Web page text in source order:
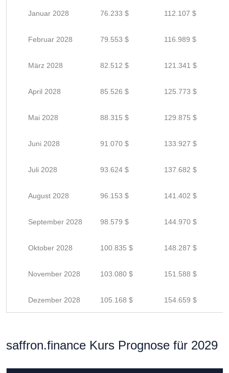
Januar 2028 76.233 $ 112.107 $
Februar 2028 79.553 $ 116.989 $
März 2028 82.512 $ 121.341 $
April 2028 85.526 $ 125.773 $
Mai 2028 88.315 $ 129.875 $
Juni 2028 91.070 $ 133.927 $
Juli 2028 93.624 $ 137.682 $
August 2028 96.153 $ 141.402 $
September 2028 98.579 $ 144.970 $
Oktober 2028 100.835 $ 148.287 $
November 2028 103.080 $ 151.588 $
Dezember 2028 105.168 $ 154.659 $
saffron.finance Kurs Prognose für 2029